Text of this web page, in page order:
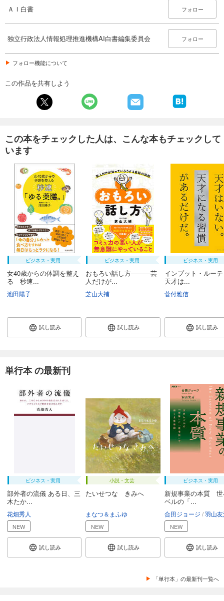
ＡＩ白書 フォロー
独立行政法人情報処理推進機構AI白書編集委員会 フォロー
フォロー機能について
この作品を共有しよう
この本をチェックした人は、こんな本もチェックして
います
ビジネス・実用
女40歳からの体調を整え
る 秒速...
池田陽子
試し読み
ビジネス・実用
おもろい話し方―――芸
人だけが...
芝山大補
試し読み
ビジネス・実用
インプット・ルー
天才は...
菅付雅信
試し読み
単行本 の最新刊
ビジネス・実用
部外者の流儀 ある日、三
木たか...
花畑秀人
NEW
試し読み
小説・文芸
たいせつな きみへ
まなつ＆まふゆ
NEW
試し読み
ビジネス・実用
新規事業の本質 世
ベルの「...
合田ジョージ 羽山
NEW
試し読み
「単行本」の最新刊一覧へ